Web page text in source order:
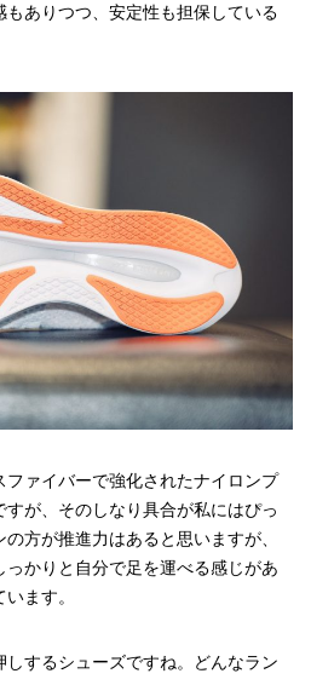
ありつつ、安定性も担保している
ファイバーで強化されたナイロンプ
が、そのしなり具合が私にはぴっ
方が推進力はあると思いますが、
かりと自分で足を運べる感じがあ
ます。
しするシューズですね。どんなラン